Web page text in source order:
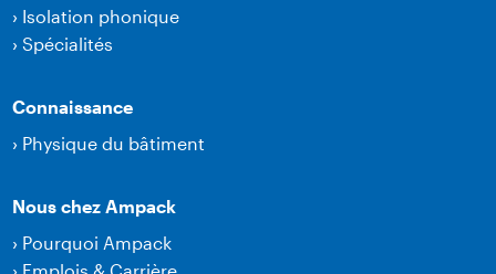
› Isolation phonique
›Spécialités
Connaissance
› Physique du bâtiment
Nous chez Ampack
› Pourquoi Ampack